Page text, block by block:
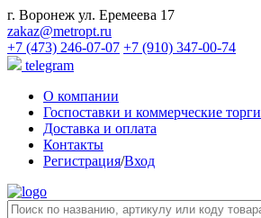
г. Воронеж ул. Еремеева 17
zakaz@metropt.ru
+7 (473) 246-07-07 +7 (910) 347-00-74
telegram
О компании
Госпоставки и коммерческие торги
Доставка и оплата
Контакты
Регистрация/Вход